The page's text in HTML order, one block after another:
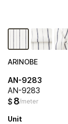
ARINOBE
AN-9283
AN-9283
$ 8/meter
Unit